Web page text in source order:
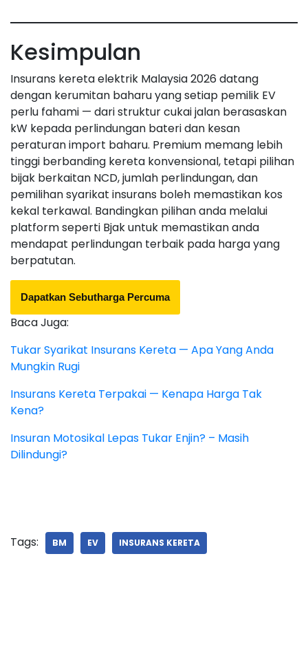
Kesimpulan
Insurans kereta elektrik Malaysia 2026 datang
dengan kerumitan baharu yang setiap pemilik EV
perlu fahami — dari struktur cukai jalan berasaskan
kW kepada perlindungan bateri dan kesan
peraturan import baharu. Premium memang lebih
tinggi berbanding kereta konvensional, tetapi pilihan
bijak berkaitan NCD, jumlah perlindungan, dan
pemilihan syarikat insurans boleh memastikan kos
kekal terkawal. Bandingkan pilihan anda melalui
platform seperti Bjak untuk memastikan anda
mendapat perlindungan terbaik pada harga yang
berpatutan.
Dapatkan Sebutharga Percuma
Baca Juga:
Tukar Syarikat Insurans Kereta — Apa Yang Anda
Mungkin Rugi
Insurans Kereta Terpakai — Kenapa Harga Tak
Kena?
Insuran Motosikal Lepas Tukar Enjin? – Masih
Dilindungi?
Tags: BM EV INSURANS KERETA